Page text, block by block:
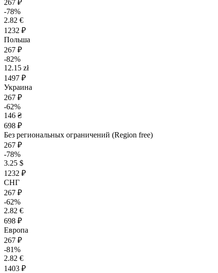
267 ₽
-78%
2.82 €
1232 ₽
Польша
267 ₽
-82%
12.15 zł
1497 ₽
Украина
267 ₽
-62%
146 ₴
698 ₽
Без региональных ограничений (Region free)
267 ₽
-78%
3.25 $
1232 ₽
СНГ
267 ₽
-62%
2.82 €
698 ₽
Европа
267 ₽
-81%
2.82 €
1403 ₽